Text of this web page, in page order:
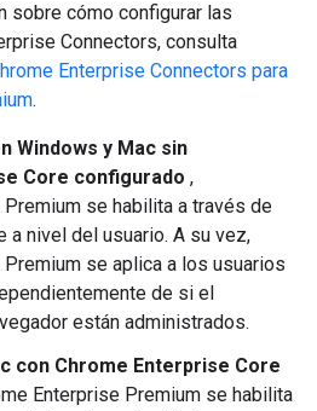
sobre cómo configurar las
Connectors, consulta
Enterprise Connectors para
.
Windows y Mac sin
Core configurado ,
se habilita a través de
a nivel del usuario. A su vez,
se aplica a los usuarios
de si el
están administrados.
con Chrome Enterprise Core
Enterprise Premium se habilita